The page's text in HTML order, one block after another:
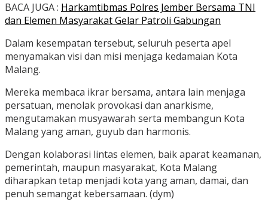
BACA JUGA : Harkamtibmas Polres Jember Bersama TNI
dan Elemen Masyarakat Gelar Patroli Gabungan
Dalam kesempatan tersebut, seluruh peserta apel
menyamakan visi dan misi menjaga kedamaian Kota
Malang.
Mereka membaca ikrar bersama, antara lain menjaga
persatuan, menolak provokasi dan anarkisme,
mengutamakan musyawarah serta membangun Kota
Malang yang aman, guyub dan harmonis.
Dengan kolaborasi lintas elemen, baik aparat keamanan,
pemerintah, maupun masyarakat, Kota Malang
diharapkan tetap menjadi kota yang aman, damai, dan
penuh semangat kebersamaan. (dym)